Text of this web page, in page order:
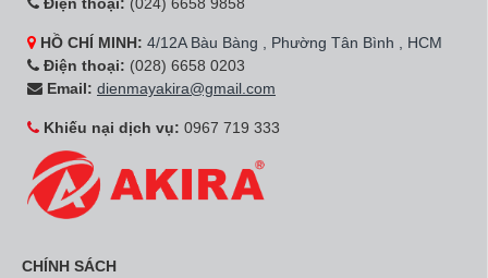
HỒ CHÍ MINH: 4/12A Bàu Bàng , Phường Tân Bình , HCM
Điện thoại: (028) 6658 0203
Email: dienmayakira@gmail.com
Khiếu nại dịch vụ: 0967 719 333
CHÍNH SÁCH